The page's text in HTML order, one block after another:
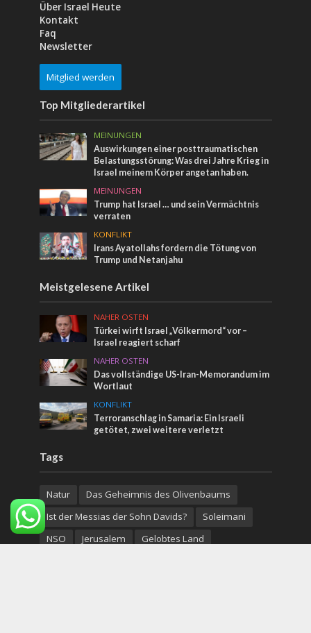
Über Israel Heute
Kontakt
Faq
Newsletter
Mitglied werden
Top Mitgliederartikel
MEINUNGEN
Auswirkungen einer posttraumatischen
Belastungsstörung: Was drei Jahre Krieg in
Israel meinem Körper angetan haben.
MEINUNGEN
Trump hat Israel … und sein Vermächtnis
verraten
KONFLIKT
Irans Ayatollahs fordern die Tötung von
Trump und Netanjahu
Meistgelesene Artikel
NAHER OSTEN
Türkei wirft Israel „Völkermord“ vor –
Israel reagiert scharf
NAHER OSTEN
Das vollständige US-Iran-Memorandum im
Wortlaut
KONFLIKT
Terroranschlag in Samaria: Ein Israeli
getötet, zwei weitere verletzt
Tags
Natur
Das Geheimnis des Olivenbaums
Ist der Messias der Sohn Davids?
Soleimani
NSO
Jerusalem
Gelobtes Land